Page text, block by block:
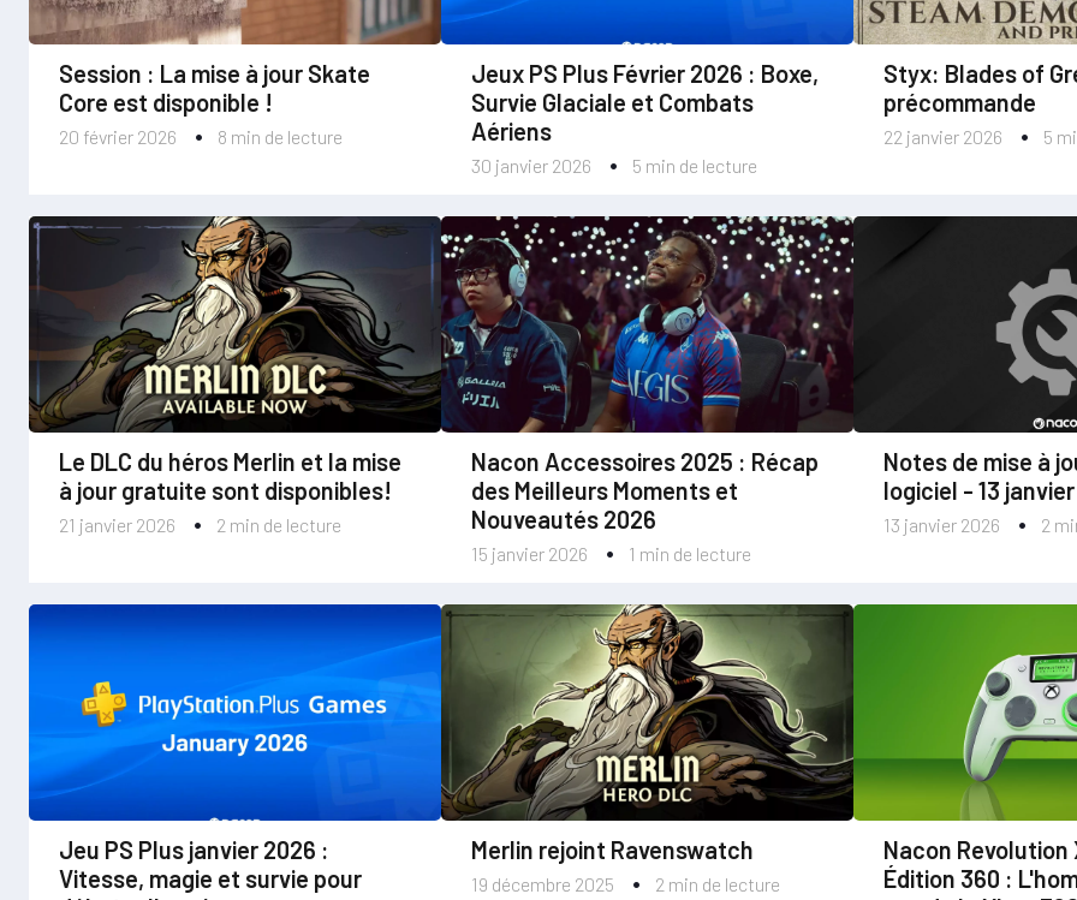
20 février 2026 8 min de lecture
Session : La mise à jour Skate
Core est disponible !
30 janvier 2026 5 min de lecture
Jeux PS Plus Février 2026 : Boxe,
Survie Glaciale et Combats
Aériens
22 janvier 2026 5
Styx: Blades of
précommande
21 janvier 2026 2 min de lecture
Le DLC du héros Merlin et la mise
à jour gratuite sont disponibles!
15 janvier 2026 1 min de lecture
Nacon Accessoires 2025 : Récap
des Meilleurs Moments et
Nouveautés 2026
13 janvier 2026 2
Notes de mise à
logiciel - 13
Jeu PS Plus janvier 2026 :
Vitesse, magie et survie pour
19 décembre 2025 2 min de lecture
Merlin rejoint Ravenswatch
Nacon Revolution
Édition 360 :